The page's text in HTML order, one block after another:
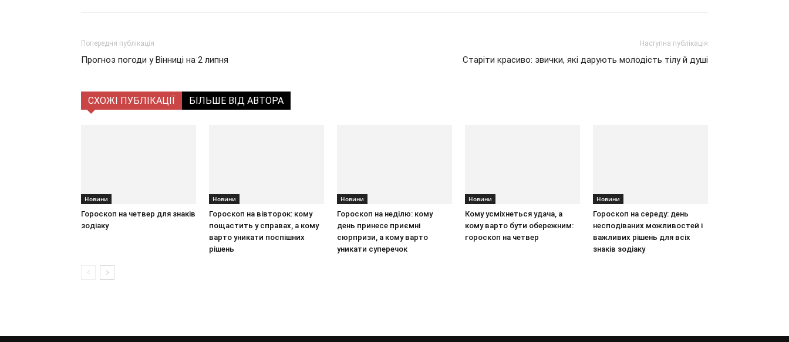
Попередня публікація
Прогноз погоди у Вінниці на 2 липня
Наступна публікація
Старіти красиво: звички, які дарують молодість тілу й душі
СХОЖІ ПУБЛІКАЦІЇ БІЛЬШЕ ВІД АВТОРА
Новини
Гороскоп на четвер для знаків
зодіаку
Новини
Гороскоп на вівторок: кому
пощастить у справах, а кому
варто уникати поспішних
рішень
Новини
Гороскоп на неділю: кому
день принесе приємні
сюрпризи, а кому варто
уникати суперечок
Новини
Кому усміхнеться удача, а
кому варто бути обережним:
гороскоп на четвер
Новини
Гороскоп на середу: день
несподіваних можливостей і
важливих рішень для всіх
знаків зодіаку